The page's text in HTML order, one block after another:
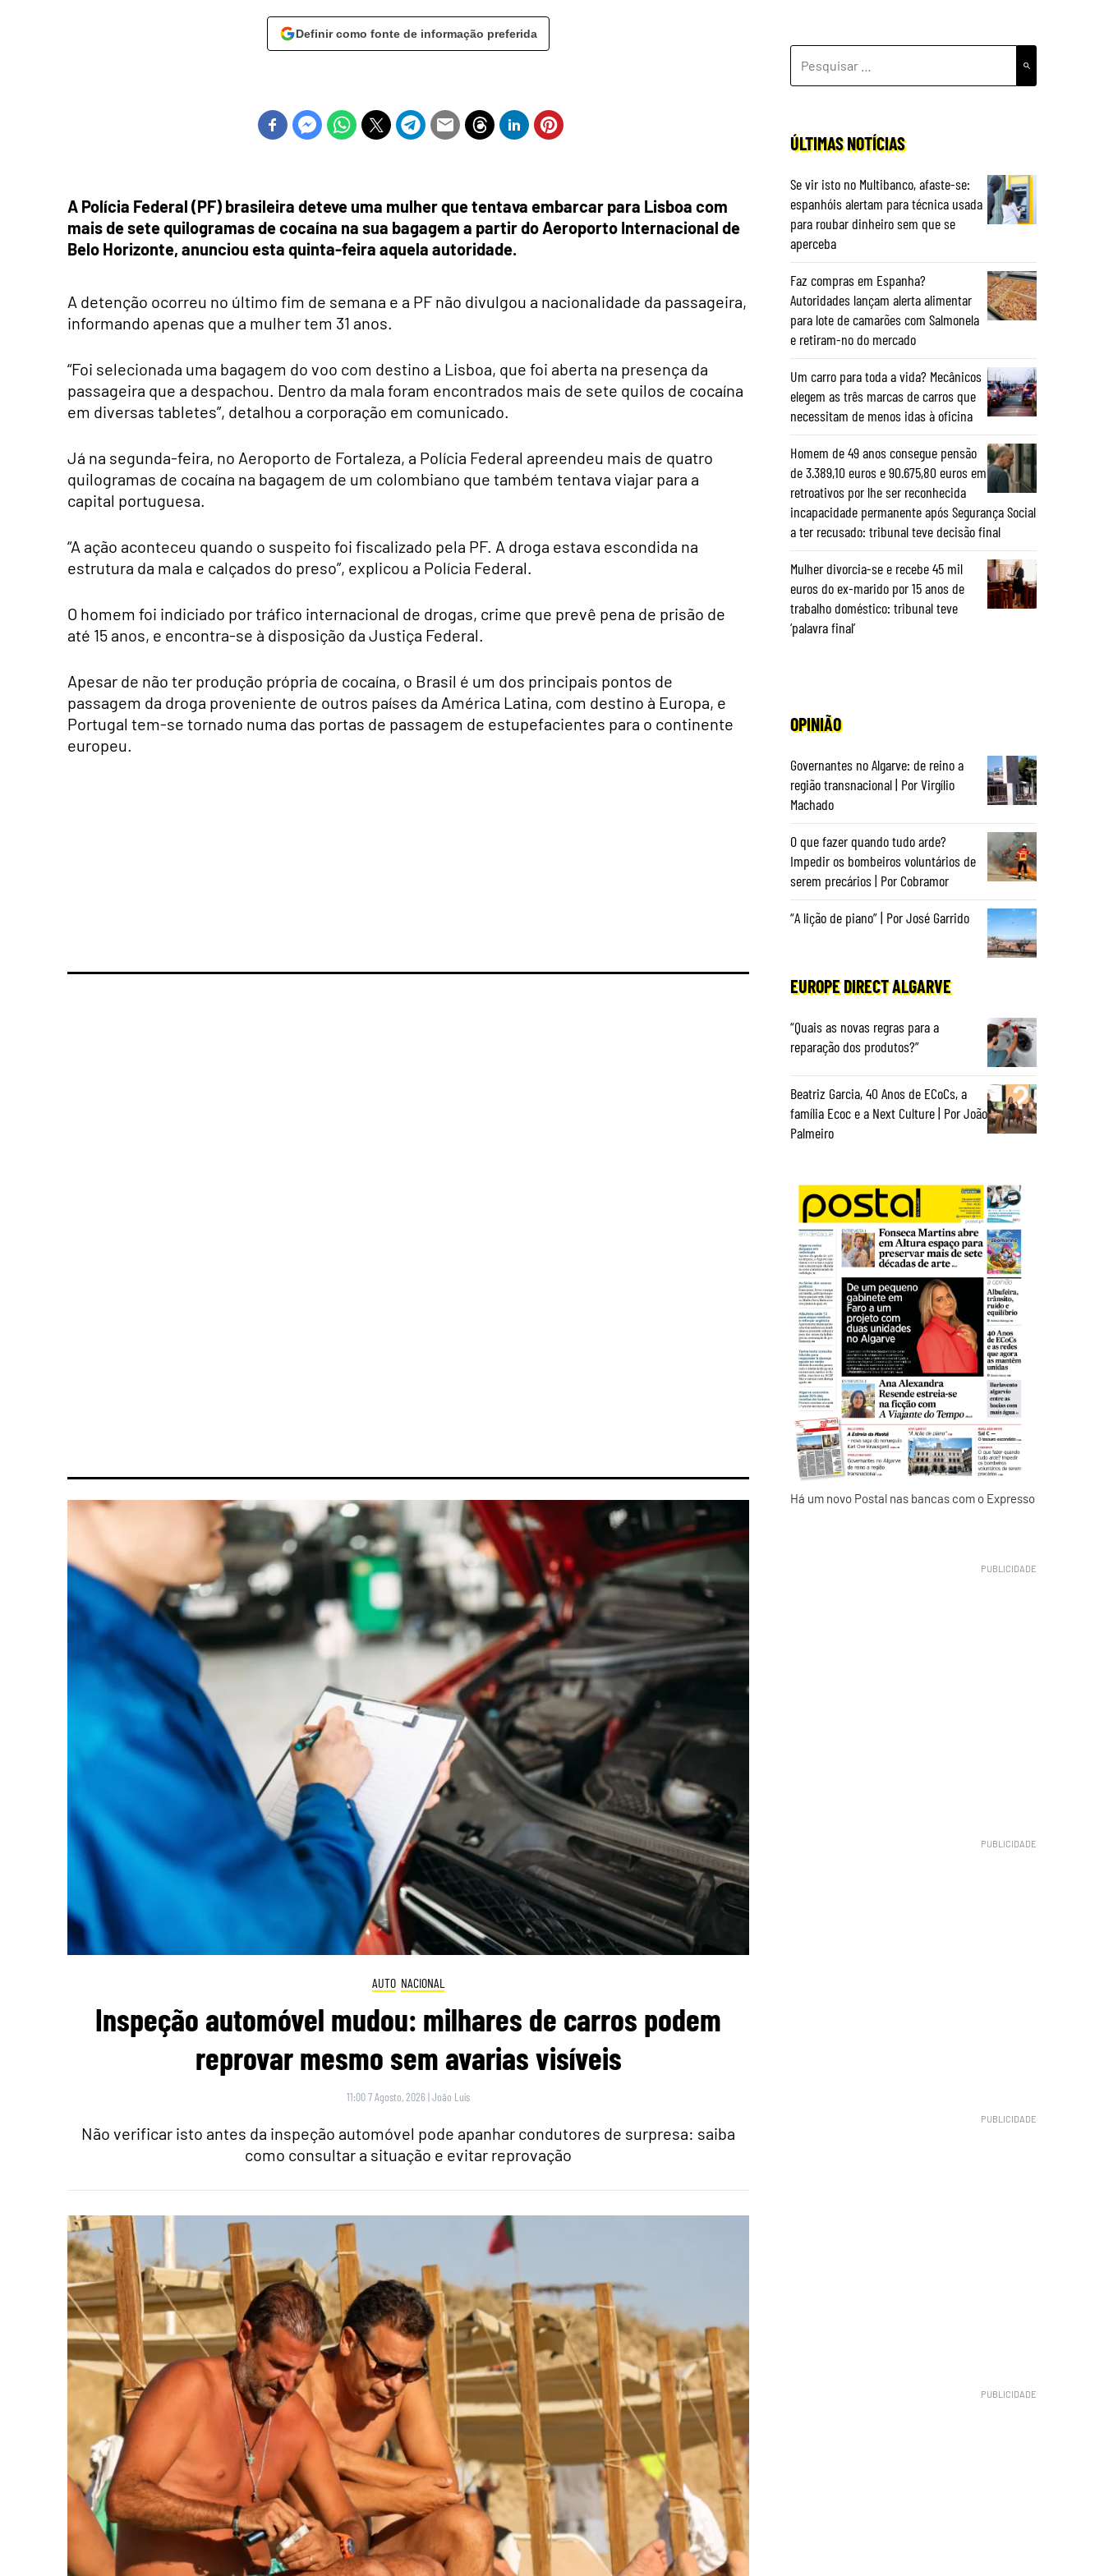
Definir como fonte de informação preferida
A Polícia Federal (PF) brasileira deteve uma mulher que tentava embarcar para Lisboa com
mais de sete quilogramas de cocaína na sua bagagem a partir do Aeroporto Internacional de
Belo Horizonte, anunciou esta quinta-feira aquela autoridade.
A detenção ocorreu no último fim de semana e a PF não divulgou a nacionalidade da passageira,
informando apenas que a mulher tem 31 anos.
“Foi selecionada uma bagagem do voo com destino a Lisboa, que foi aberta na presença da
passageira que a despachou. Dentro da mala foram encontrados mais de sete quilos de cocaína
em diversas tabletes”, detalhou a corporação em comunicado.
Já na segunda-feira, no Aeroporto de Fortaleza, a Polícia Federal apreendeu mais de quatro
quilogramas de cocaína na bagagem de um colombiano que também tentava viajar para a
capital portuguesa.
“A ação aconteceu quando o suspeito foi fiscalizado pela PF. A droga estava escondida na
estrutura da mala e calçados do preso”, explicou a Polícia Federal.
O homem foi indiciado por tráfico internacional de drogas, crime que prevê pena de prisão de
até 15 anos, e encontra-se à disposição da Justiça Federal.
Apesar de não ter produção própria de cocaína, o Brasil é um dos principais pontos de
passagem da droga proveniente de outros países da América Latina, com destino à Europa, e
Portugal tem-se tornado numa das portas de passagem de estupefacientes para o continente
europeu.
AUTO NACIONAL
Inspeção automóvel mudou: milhares de carros podem
reprovar mesmo sem avarias visíveis
11:00 7 Agosto, 2026 |João Luís
Não verificar isto antes da inspeção automóvel pode apanhar condutores de surpresa: saiba
como consultar a situação e evitar reprovação
POR:
ÚLTIMAS NOTÍCIAS
Se vir isto no Multibanco, afaste-se:
espanhóis alertam para técnica usada
para roubar dinheiro sem que se
aperceba
Faz compras em Espanha?
Autoridades lançam alerta alimentar
para lote de camarões com Salmonela
e retiram-no do mercado
Um carro para toda a vida? Mecânicos
elegem as três marcas de carros que
necessitam de menos idas à oficina
Homem de 49 anos consegue pensão
de 3.389,10 euros e 90.675,80 euros em
retroativos por lhe ser reconhecida
incapacidade permanente após Segurança Social
a ter recusado: tribunal teve decisão final
Mulher divorcia-se e recebe 45 mil
euros do ex-marido por 15 anos de
trabalho doméstico: tribunal teve
‘palavra final’
OPINIÃO
Governantes no Algarve: de reino a
região transnacional | Por Virgílio
Machado
O que fazer quando tudo arde?
Impedir os bombeiros voluntários de
serem precários | Por Cobramor
“A lição de piano” | Por José Garrido
EUROPE DIRECT ALGARVE
“Quais as novas regras para a
reparação dos produtos?”
Beatriz Garcia, 40 Anos de ECoCs, a
família Ecoc e a Next Culture | Por João
Palmeiro
Há um novo Postal nas bancas com o Expresso